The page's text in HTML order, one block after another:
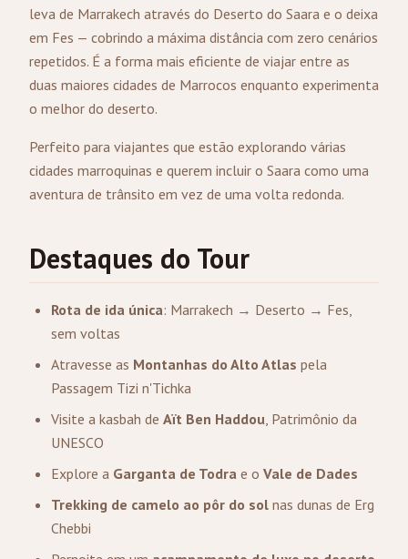
leva de Marrakech através do Deserto do Saara e o deixa
em Fes — cobrindo a máxima distância com zero cenários
repetidos. É a forma mais eficiente de viajar entre as
duas maiores cidades de Marrocos enquanto experimenta
o melhor do deserto.
Perfeito para viajantes que estão explorando várias
cidades marroquinas e querem incluir o Saara como uma
aventura de trânsito em vez de uma volta redonda.
Destaques do Tour
Rota de ida única: Marrakech → Deserto → Fes,
sem voltas
Atravesse as Montanhas do Alto Atlas pela
Passagem Tizi n'Tichka
Visite a kasbah de Aït Ben Haddou, Patrimônio da
UNESCO
Explore a Garganta de Todra e o Vale de Dades
Trekking de camelo ao pôr do sol nas dunas de Erg
Chebbi